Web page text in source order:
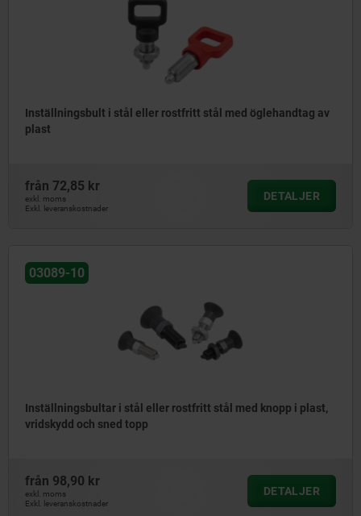
Inställningsbult i stål eller rostfritt stål med öglehandtag av
plast
från 72,85 kr
exkl. moms
Exkl. leveranskostnader
DETALJER
03089-10
Inställningsbultar i stål eller rostfritt stål med knopp i plast,
vridskydd och sned topp
från 98,90 kr
exkl. moms
Exkl. leveranskostnader
DETALJER